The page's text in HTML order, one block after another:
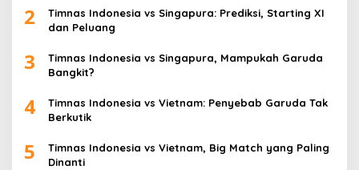
2
Timnas Indonesia vs Singapura: Prediksi, Starting XI
dan Peluang
3
Timnas Indonesia vs Singapura, Mampukah Garuda
Bangkit?
4
Timnas Indonesia vs Vietnam: Penyebab Garuda Tak
Berkutik
5
Timnas Indonesia vs Vietnam, Big Match yang Paling
Dinanti